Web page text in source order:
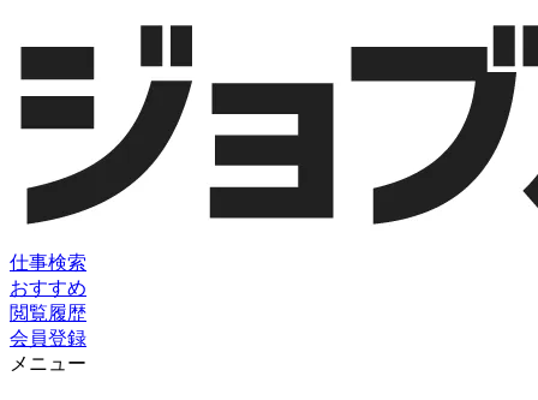
仕事検索
おすすめ
閲覧履歴
会員登録
メニュー